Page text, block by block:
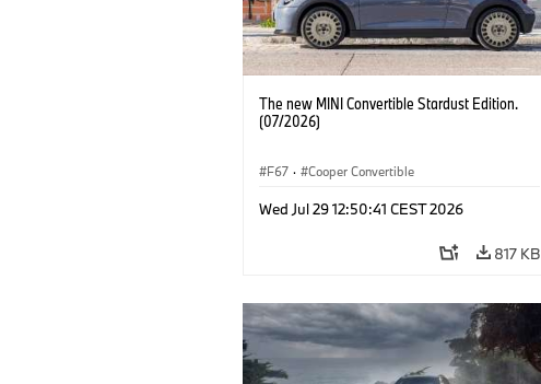
The new MINI Convertible Stardust Edition.
(07/2026)
F67 · Cooper Convertible
Wed Jul 29 12:50:41 CEST 2026
817 KB